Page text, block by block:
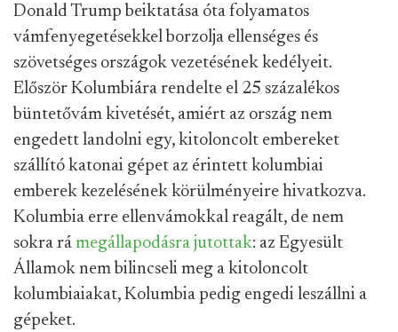
Donald Trump beiktatása óta folyamatos
vámfenyegetésekkel borzolja ellenséges és
szövetséges országok vezetésének kedélyeit.
Először Kolumbiára rendelte el 25 százalékos
büntetővám kivetését, amiért az ország nem
engedett landolni egy, kitoloncolt embereket
szállító katonai gépet az érintett kolumbiai
emberek kezelésének körülményeire hivatkozva.
Kolumbia erre ellenvámokkal reagált, de nem
sokra rá megállapodásra jutottak: az Egyesült
Államok nem bilincseli meg a kitoloncolt
kolumbiaiakat, Kolumbia pedig engedi leszállni a
gépeket.